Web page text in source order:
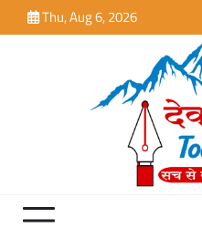
to
Thu, Aug 6, 2026